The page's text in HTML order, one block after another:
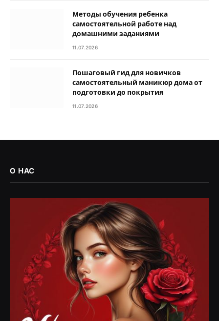
Методы обучения ребенка
самостоятельной работе над
домашними заданиями
11.07.2026
Пошаговый гид для новичков
самостоятельный маникюр дома от
подготовки до покрытия
11.07.2026
О НАС